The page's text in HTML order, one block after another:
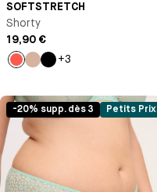
SOFTSTRETCH
Shorty
19,90 €
Orange
+3
-20% supp. dès 3 Petits Prix